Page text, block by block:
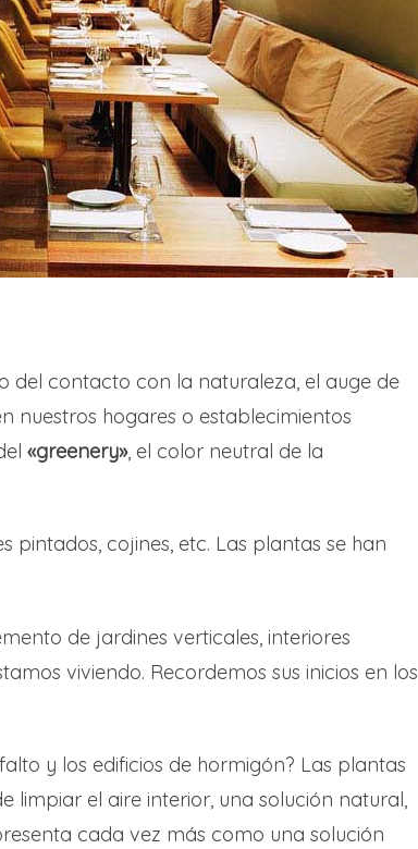
del contacto con la naturaleza, el auge de
hogares o establecimientos
«greenery», el color neutral de la
pintados, cojines, etc. Las plantas se han
de jardines verticales, interiores
viviendo. Recordemos sus inicios en los
y los edificios de hormigón? Las plantas
limpiar el aire interior, una solución natural,
cada vez más como una solución